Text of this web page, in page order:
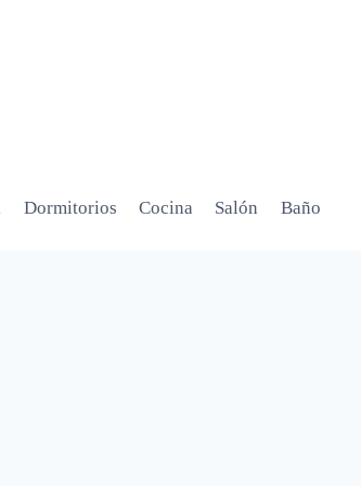
Dormitorios Cocina Salón Baño